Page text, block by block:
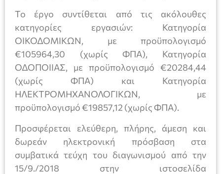
Το έργο συντίθεται από τις ακόλουθες
κατηγορίες εργασιών: Κατηγορία
ΟΙΚΟΔΟΜΙΚΩΝ, με προϋπολογισμό
€105964,30 (χωρίς ΦΠΑ), Κατηγορία
ΟΔΟΠΟΙΙΑΣ, με προϋπολογισμό €20284,44
(χωρίς ΦΠΑ) και Κατηγορία
ΗΛΕΚΤΡΟΜΗΧΑΝΟΛΟΓΙΚΩΝ, με
προϋπολογισμό €19857,12 (χωρίς ΦΠΑ).
Προσφέρεται ελεύθερη, πλήρης, άμεση και
δωρεάν ηλεκτρονική πρόσβαση στα
συμβατικά τεύχη του διαγωνισμού από την
15/9./2018 στην ιστοσελίδα